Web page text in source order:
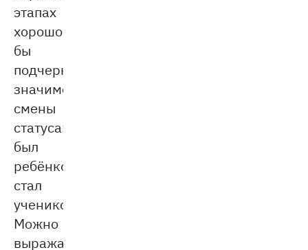
этапах
хорошо
бы
подчеркивать
значимость
смены
статуса:
был
ребёнком,
стал
учеником.
Можно
выражать